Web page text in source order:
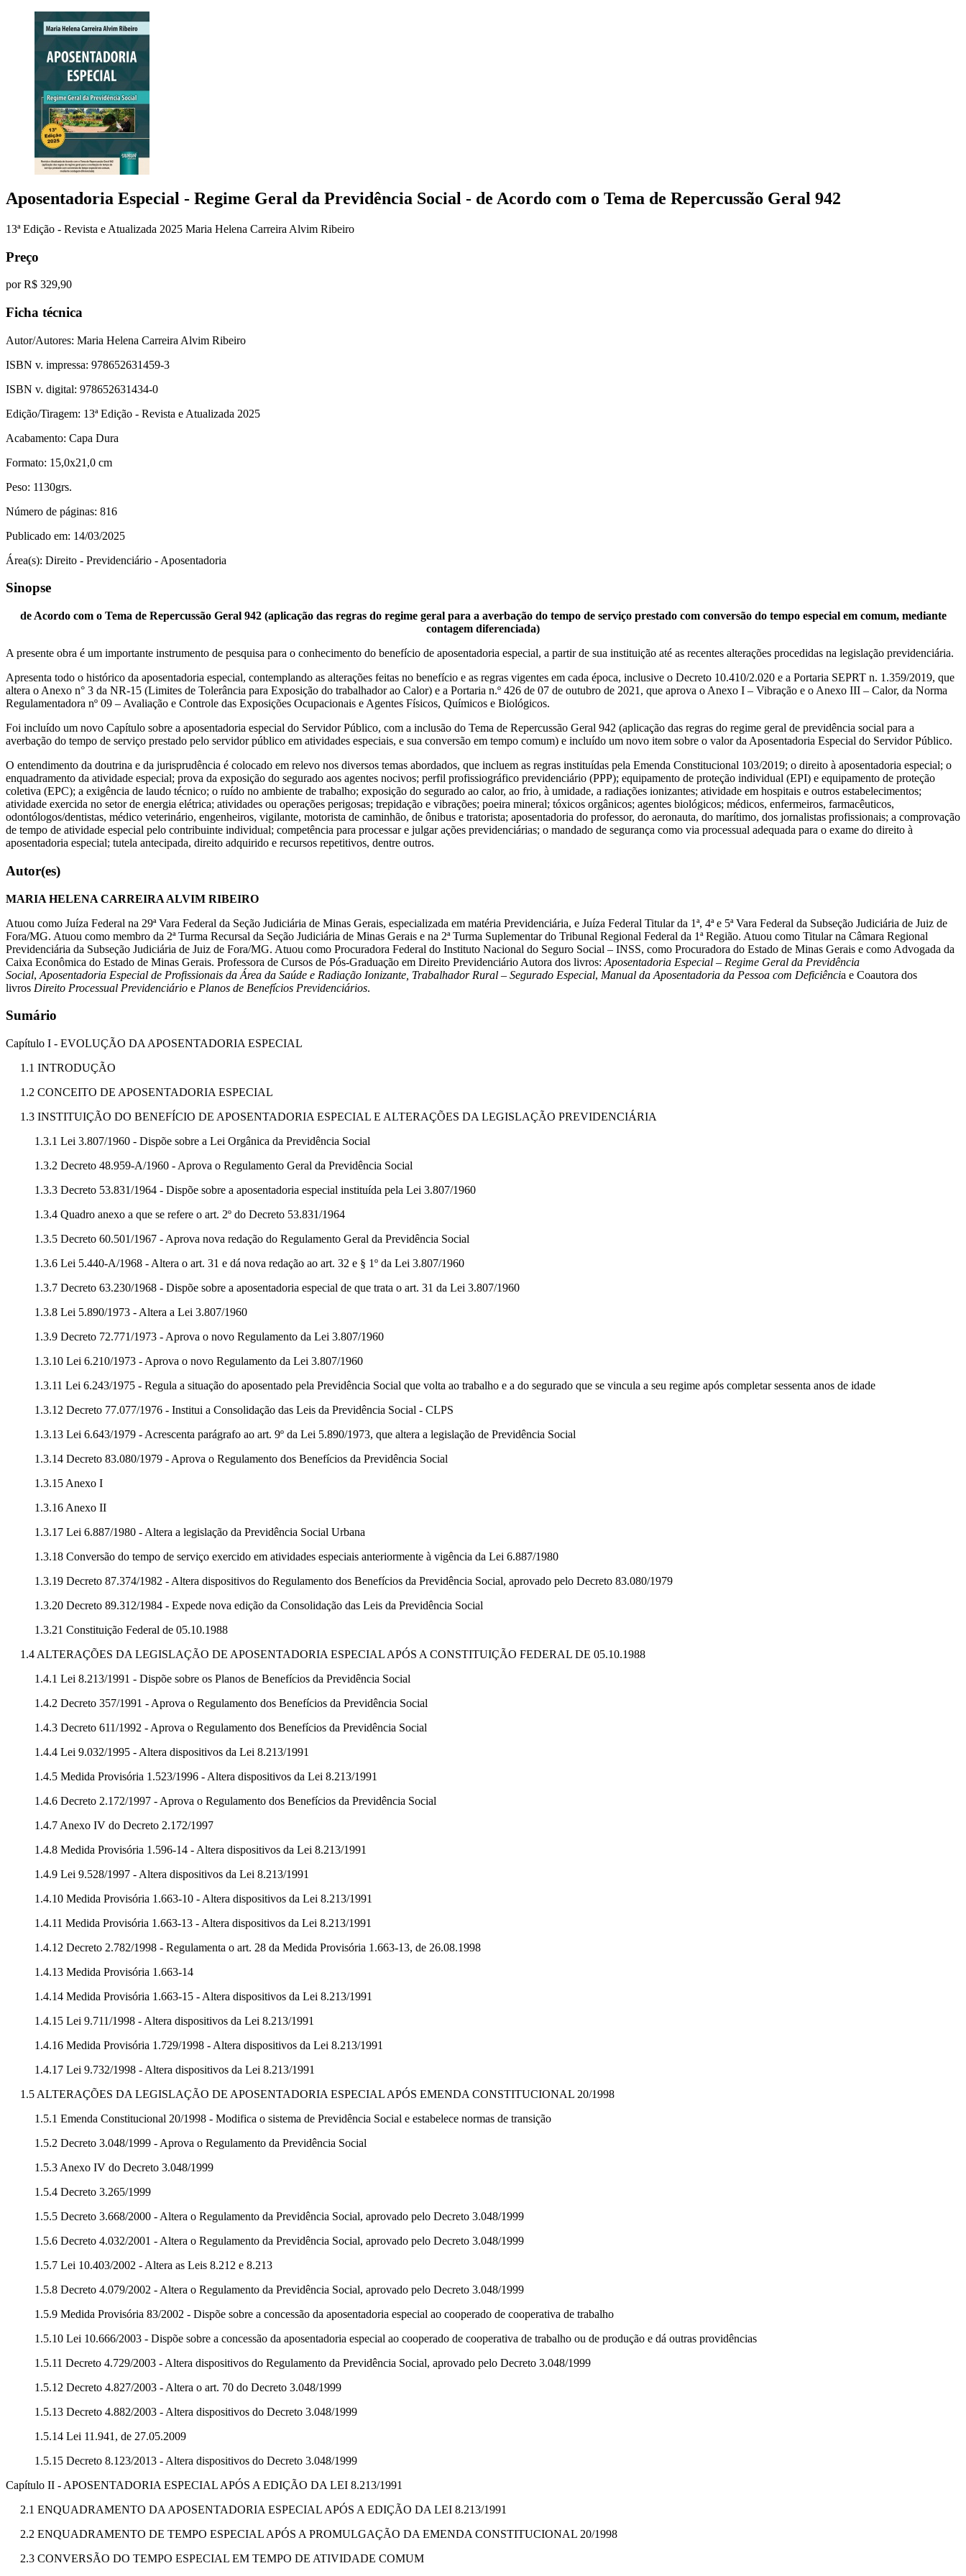
Aposentadoria Especial - Regime Geral da Previdência Social - de Acordo com o Tema de Repercussão Geral 942
13ª Edição - Revista e Atualizada 2025 Maria Helena Carreira Alvim Ribeiro
Preço
porR$ 329,90
Ficha técnica
Autor/Autores: Maria Helena Carreira Alvim Ribeiro
ISBN v. impressa: 978652631459-3
ISBN v. digital: 978652631434-0
Edição/Tiragem: 13ª Edição - Revista e Atualizada 2025
Acabamento: Capa Dura
Formato: 15,0x21,0 cm
Peso: 1130grs.
Número de páginas: 816
Publicado em: 14/03/2025
Área(s): Direito - Previdenciário - Aposentadoria
Sinopse
de Acordo com o Tema de Repercussão Geral 942 (aplicação das regras do regime geral para a averbação do tempo de serviço prestado com conversão do tempo especial em comum, mediante
contagem diferenciada)
A presente obra é um importante instrumento de pesquisa para o conhecimento do benefício de aposentadoria especial, a partir de sua instituição até as recentes alterações procedidas na legislação previdenciária.
Apresenta todo o histórico da aposentadoria especial, contemplando as alterações feitas no benefício e as regras vigentes em cada época, inclusive o Decreto 10.410/2.020 e a Portaria SEPRT n. 1.359/2019, que
altera o Anexo n° 3 da NR-15 (Limites de Tolerância para Exposição do trabalhador ao Calor) e a Portaria n.º 426 de 07 de outubro de 2021, que aprova o Anexo I – Vibração e o Anexo III – Calor, da Norma
Regulamentadora nº 09 – Avaliação e Controle das Exposições Ocupacionais e Agentes Físicos, Químicos e Biológicos.
Foi incluído um novo Capítulo sobre a aposentadoria especial do Servidor Público, com a inclusão do Tema de Repercussão Geral 942 (aplicação das regras do regime geral de previdência social para a
averbação do tempo de serviço prestado pelo servidor público em atividades especiais, e sua conversão em tempo comum) e incluído um novo item sobre o valor da Aposentadoria Especial do Servidor Público.
O entendimento da doutrina e da jurisprudência é colocado em relevo nos diversos temas abordados, que incluem as regras instituídas pela Emenda Constitucional 103/2019; o direito à aposentadoria especial; o
enquadramento da atividade especial; prova da exposição do segurado aos agentes nocivos; perfil profissiográfico previdenciário (PPP); equipamento de proteção individual (EPI) e equipamento de proteção
coletiva (EPC); a exigência de laudo técnico; o ruído no ambiente de trabalho; exposição do segurado ao calor, ao frio, à umidade, a radiações ionizantes; atividade em hospitais e outros estabelecimentos;
atividade exercida no setor de energia elétrica; atividades ou operações perigosas; trepidação e vibrações; poeira mineral; tóxicos orgânicos; agentes biológicos; médicos, enfermeiros, farmacêuticos,
odontólogos/dentistas, médico veterinário, engenheiros, vigilante, motorista de caminhão, de ônibus e tratorista; aposentadoria do professor, do aeronauta, do marítimo, dos jornalistas profissionais; a comprovação
de tempo de atividade especial pelo contribuinte individual; competência para processar e julgar ações previdenciárias; o mandado de segurança como via processual adequada para o exame do direito à
aposentadoria especial; tutela antecipada, direito adquirido e recursos repetitivos, dentre outros.
Autor(es)
MARIA HELENA CARREIRA ALVIM RIBEIRO
Atuou como Juíza Federal na 29ª Vara Federal da Seção Judiciária de Minas Gerais, especializada em matéria Previdenciária, e Juíza Federal Titular da 1ª, 4ª e 5ª Vara Federal da Subseção Judiciária de Juiz de
Fora/MG. Atuou como membro da 2ª Turma Recursal da Seção Judiciária de Minas Gerais e na 2ª Turma Suplementar do Tribunal Regional Federal da 1ª Região. Atuou como Titular na Câmara Regional
Previdenciária da Subseção Judiciária de Juiz de Fora/MG. Atuou como Procuradora Federal do Instituto Nacional do Seguro Social – INSS, como Procuradora do Estado de Minas Gerais e como Advogada da
Caixa Econômica do Estado de Minas Gerais. Professora de Cursos de Pós-Graduação em Direito Previdenciário Autora dos livros: Aposentadoria Especial – Regime Geral da Previdência
Social, Aposentadoria Especial de Profissionais da Área da Saúde e Radiação Ionizante, Trabalhador Rural – Segurado Especial, Manual da Aposentadoria da Pessoa com Deficiência e Coautora dos
livros Direito Processual Previdenciário e Planos de Benefícios Previdenciários.
Sumário
Capítulo I - EVOLUÇÃO DA APOSENTADORIA ESPECIAL
1.1 INTRODUÇÃO
1.2 CONCEITO DE APOSENTADORIA ESPECIAL
1.3 INSTITUIÇÃO DO BENEFÍCIO DE APOSENTADORIA ESPECIAL E ALTERAÇÕES DA LEGISLAÇÃO PREVIDENCIÁRIA
1.3.1 Lei 3.807/1960 - Dispõe sobre a Lei Orgânica da Previdência Social
1.3.2 Decreto 48.959-A/1960 - Aprova o Regulamento Geral da Previdência Social
1.3.3 Decreto 53.831/1964 - Dispõe sobre a aposentadoria especial instituída pela Lei 3.807/1960
1.3.4 Quadro anexo a que se refere o art. 2º do Decreto 53.831/1964
1.3.5 Decreto 60.501/1967 - Aprova nova redação do Regulamento Geral da Previdência Social
1.3.6 Lei 5.440-A/1968 - Altera o art. 31 e dá nova redação ao art. 32 e § 1º da Lei 3.807/1960
1.3.7 Decreto 63.230/1968 - Dispõe sobre a aposentadoria especial de que trata o art. 31 da Lei 3.807/1960
1.3.8 Lei 5.890/1973 - Altera a Lei 3.807/1960
1.3.9 Decreto 72.771/1973 - Aprova o novo Regulamento da Lei 3.807/1960
1.3.10 Lei 6.210/1973 - Aprova o novo Regulamento da Lei 3.807/1960
1.3.11 Lei 6.243/1975 - Regula a situação do aposentado pela Previdência Social que volta ao trabalho e a do segurado que se vincula a seu regime após completar sessenta anos de idade
1.3.12 Decreto 77.077/1976 - Institui a Consolidação das Leis da Previdência Social - CLPS
1.3.13 Lei 6.643/1979 - Acrescenta parágrafo ao art. 9º da Lei 5.890/1973, que altera a legislação de Previdência Social
1.3.14 Decreto 83.080/1979 - Aprova o Regulamento dos Benefícios da Previdência Social
1.3.15 Anexo I
1.3.16 Anexo II
1.3.17 Lei 6.887/1980 - Altera a legislação da Previdência Social Urbana
1.3.18 Conversão do tempo de serviço exercido em atividades especiais anteriormente à vigência da Lei 6.887/1980
1.3.19 Decreto 87.374/1982 - Altera dispositivos do Regulamento dos Benefícios da Previdência Social, aprovado pelo Decreto 83.080/1979
1.3.20 Decreto 89.312/1984 - Expede nova edição da Consolidação das Leis da Previdência Social
1.3.21 Constituição Federal de 05.10.1988
1.4 ALTERAÇÕES DA LEGISLAÇÃO DE APOSENTADORIA ESPECIAL APÓS A CONSTITUIÇÃO FEDERAL DE 05.10.1988
1.4.1 Lei 8.213/1991 - Dispõe sobre os Planos de Benefícios da Previdência Social
1.4.2 Decreto 357/1991 - Aprova o Regulamento dos Benefícios da Previdência Social
1.4.3 Decreto 611/1992 - Aprova o Regulamento dos Benefícios da Previdência Social
1.4.4 Lei 9.032/1995 - Altera dispositivos da Lei 8.213/1991
1.4.5 Medida Provisória 1.523/1996 - Altera dispositivos da Lei 8.213/1991
1.4.6 Decreto 2.172/1997 - Aprova o Regulamento dos Benefícios da Previdência Social
1.4.7 Anexo IV do Decreto 2.172/1997
1.4.8 Medida Provisória 1.596-14 - Altera dispositivos da Lei 8.213/1991
1.4.9 Lei 9.528/1997 - Altera dispositivos da Lei 8.213/1991
1.4.10 Medida Provisória 1.663-10 - Altera dispositivos da Lei 8.213/1991
1.4.11 Medida Provisória 1.663-13 - Altera dispositivos da Lei 8.213/1991
1.4.12 Decreto 2.782/1998 - Regulamenta o art. 28 da Medida Provisória 1.663-13, de 26.08.1998
1.4.13 Medida Provisória 1.663-14
1.4.14 Medida Provisória 1.663-15 - Altera dispositivos da Lei 8.213/1991
1.4.15 Lei 9.711/1998 - Altera dispositivos da Lei 8.213/1991
1.4.16 Medida Provisória 1.729/1998 - Altera dispositivos da Lei 8.213/1991
1.4.17 Lei 9.732/1998 - Altera dispositivos da Lei 8.213/1991
1.5 ALTERAÇÕES DA LEGISLAÇÃO DE APOSENTADORIA ESPECIAL APÓS EMENDA CONSTITUCIONAL 20/1998
1.5.1 Emenda Constitucional 20/1998 - Modifica o sistema de Previdência Social e estabelece normas de transição
1.5.2 Decreto 3.048/1999 - Aprova o Regulamento da Previdência Social
1.5.3 Anexo IV do Decreto 3.048/1999
1.5.4 Decreto 3.265/1999
1.5.5 Decreto 3.668/2000 - Altera o Regulamento da Previdência Social, aprovado pelo Decreto 3.048/1999
1.5.6 Decreto 4.032/2001 - Altera o Regulamento da Previdência Social, aprovado pelo Decreto 3.048/1999
1.5.7 Lei 10.403/2002 - Altera as Leis 8.212 e 8.213
1.5.8 Decreto 4.079/2002 - Altera o Regulamento da Previdência Social, aprovado pelo Decreto 3.048/1999
1.5.9 Medida Provisória 83/2002 - Dispõe sobre a concessão da aposentadoria especial ao cooperado de cooperativa de trabalho
1.5.10 Lei 10.666/2003 - Dispõe sobre a concessão da aposentadoria especial ao cooperado de cooperativa de trabalho ou de produção e dá outras providências
1.5.11 Decreto 4.729/2003 - Altera dispositivos do Regulamento da Previdência Social, aprovado pelo Decreto 3.048/1999
1.5.12 Decreto 4.827/2003 - Altera o art. 70 do Decreto 3.048/1999
1.5.13 Decreto 4.882/2003 - Altera dispositivos do Decreto 3.048/1999
1.5.14 Lei 11.941, de 27.05.2009
1.5.15 Decreto 8.123/2013 - Altera dispositivos do Decreto 3.048/1999
Capítulo II - APOSENTADORIA ESPECIAL APÓS A EDIÇÃO DA LEI 8.213/1991
2.1 ENQUADRAMENTO DA APOSENTADORIA ESPECIAL APÓS A EDIÇÃO DA LEI 8.213/1991
2.2 ENQUADRAMENTO DE TEMPO ESPECIAL APÓS A PROMULGAÇÃO DA EMENDA CONSTITUCIONAL 20/1998
2.3 CONVERSÃO DO TEMPO ESPECIAL EM TEMPO DE ATIVIDADE COMUM